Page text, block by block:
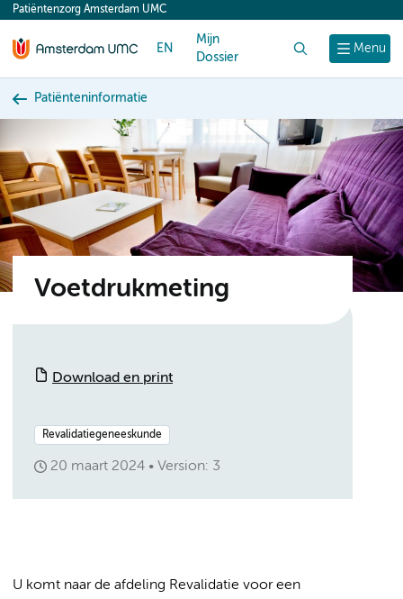
content
Menu
Patiëntenzorg Amsterdam UMC
EN
Mijn
Dossier
Patiënteninformatie
Voetdrukmeting
Download en print
Revalidatiegeneeskunde
20 maart 2024 Version: 3
U komt naar de afdeling Revalidatie voor een